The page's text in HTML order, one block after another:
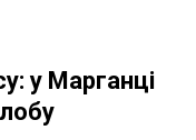
у Марганці